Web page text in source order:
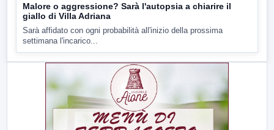
Malore o aggressione? Sarà l'autopsia a chiarire il
giallo di Villa Adriana
Sarà affidato con ogni probabilità all'inizio della prossima
settimana l'incarico...